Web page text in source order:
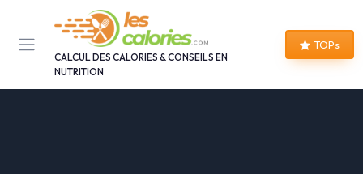
CALCUL DES CALORIES & CONSEILS EN
NUTRITION
TOPs
Panneau de gestion des cookies